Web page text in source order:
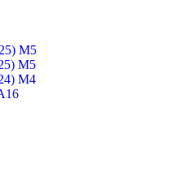
M5
M5
M4